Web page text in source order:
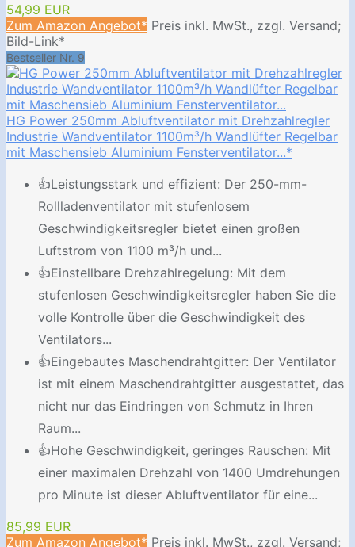
54,99 EUR
Zum Amazon Angebot* Preis inkl. MwSt., zzgl. Versand;
Bild-Link*
Bestseller Nr. 9
HG Power 250mm Abluftventilator mit Drehzahlregler
Industrie Wandventilator 1100m³/h Wandlüfter Regelbar
mit Maschensieb Aluminium Fensterventilator...*
👍Leistungsstark und effizient: Der 250-mm-
Rollladenventilator mit stufenlosem
Geschwindigkeitsregler bietet einen großen
Luftstrom von 1100 m³/h und...
👍Einstellbare Drehzahlregelung: Mit dem
stufenlosen Geschwindigkeitsregler haben Sie die
volle Kontrolle über die Geschwindigkeit des
Ventilators...
👍Eingebautes Maschendrahtgitter: Der Ventilator
ist mit einem Maschendrahtgitter ausgestattet, das
nicht nur das Eindringen von Schmutz in Ihren
Raum...
👍Hohe Geschwindigkeit, geringes Rauschen: Mit
einer maximalen Drehzahl von 1400 Umdrehungen
pro Minute ist dieser Abluftventilator für eine...
85,99 EUR
Zum Amazon Angebot* Preis inkl. MwSt., zzgl. Versand;